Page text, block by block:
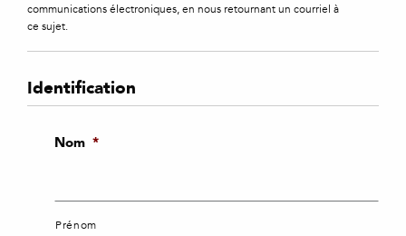
communications électroniques, en nous retournant un courriel à
ce sujet.
Identification
Nom *
Prénom